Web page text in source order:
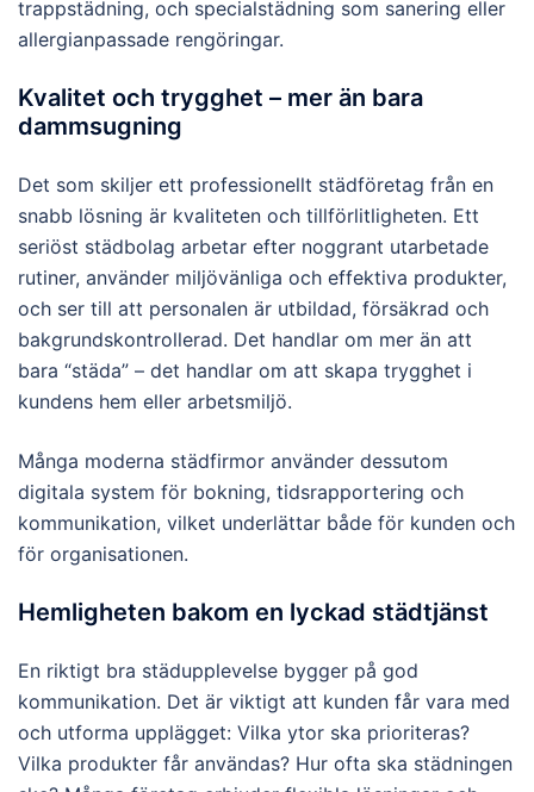
trappstädning, och specialstädning som sanering eller
allergianpassade rengöringar.
Kvalitet och trygghet – mer än bara
dammsugning
Det som skiljer ett professionellt städföretag från en
snabb lösning är kvaliteten och tillförlitligheten. Ett
seriöst städbolag arbetar efter noggrant utarbetade
rutiner, använder miljövänliga och effektiva produkter,
och ser till att personalen är utbildad, försäkrad och
bakgrundskontrollerad. Det handlar om mer än att
bara “städa” – det handlar om att skapa trygghet i
kundens hem eller arbetsmiljö.
Många moderna städfirmor använder dessutom
digitala system för bokning, tidsrapportering och
kommunikation, vilket underlättar både för kunden och
för organisationen.
Hemligheten bakom en lyckad städtjänst
En riktigt bra städupplevelse bygger på god
kommunikation. Det är viktigt att kunden får vara med
och utforma upplägget: Vilka ytor ska prioriteras?
Vilka produkter får användas? Hur ofta ska städningen